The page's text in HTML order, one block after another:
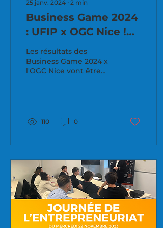
25 janv. 2024 ∙ 2 min
Business Game 2024
: UFIP x OGC Nice !
🔴⚫🦅
Les résultats des
Business Game 2024 x
l'OGC Nice vont être
samedi 27 janvier,...
110 0